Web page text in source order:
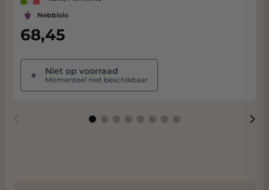
Nebbiolo
68,45
● Niet op voorraad
Momenteel niet beschikbaar